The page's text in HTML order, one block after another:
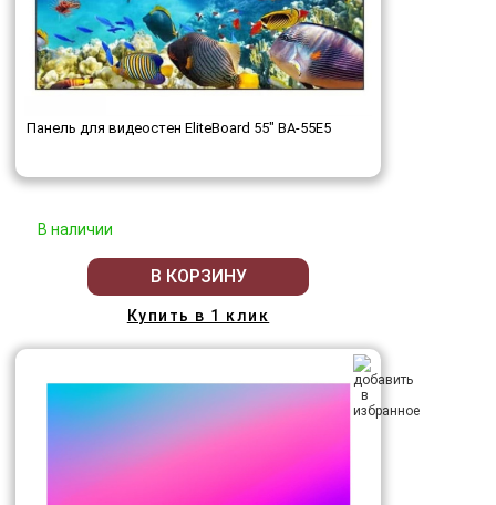
Панель для видеостен EliteBoard 55" BA-55E5
В наличии
В КОРЗИНУ
Купить в 1 клик